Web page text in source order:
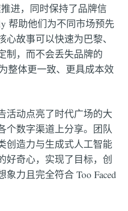
进，同时保持了品牌信
帮助他们为不同市场预先
故事可以快速为巴黎、
制，而不会丢失品牌的
整体更一致、更具成本效
活动点亮了时代广场的大
个数字渠道上分享。团队
创造力与生成式人工智能
好奇心，实现了目标，创
力且完全符合 Too Faced